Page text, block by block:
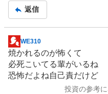
返信
掲
示
板
記
WE310
焼かれるのが怖くて
必死こいてる輩がいるね
恐怖だよね自己責だけど
投資の参考